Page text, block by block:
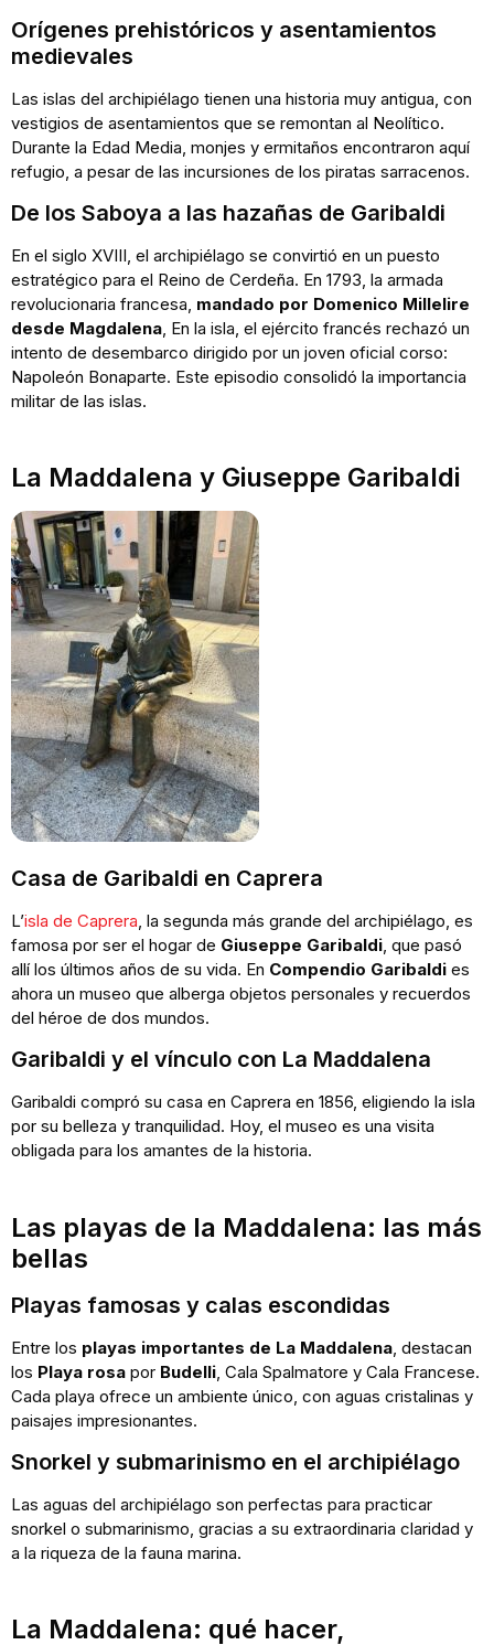
Orígenes prehistóricos y asentamientos
medievales
Las islas del archipiélago tienen una historia muy antigua, con
vestigios de asentamientos que se remontan al Neolítico.
Durante la Edad Media, monjes y ermitaños encontraron aquí
refugio, a pesar de las incursiones de los piratas sarracenos.
De los Saboya a las hazañas de Garibaldi
En el siglo XVIII, el archipiélago se convirtió en un puesto
estratégico para el Reino de Cerdeña. En 1793, la armada
revolucionaria francesa, mandado por Domenico Millelire
desde Magdalena, En la isla, el ejército francés rechazó un
intento de desembarco dirigido por un joven oficial corso:
Napoleón Bonaparte. Este episodio consolidó la importancia
militar de las islas.
La Maddalena y Giuseppe Garibaldi
Casa de Garibaldi en Caprera
L’isla de Caprera , la segunda más grande del archipiélago, es
famosa por ser el hogar de Giuseppe Garibaldi , que pasó
allí los últimos años de su vida. En Compendio Garibaldi es
ahora un museo que alberga objetos personales y recuerdos
del héroe de dos mundos.
Garibaldi y el vínculo con La Maddalena
Garibaldi compró su casa en Caprera en 1856, eligiendo la isla
por su belleza y tranquilidad. Hoy, el museo es una visita
obligada para los amantes de la historia.
Las playas de la Maddalena: las más
bellas
Playas famosas y calas escondidas
Entre los playas importantes de La Maddalena , destacan
los Playa rosa por Budelli , Cala Spalmatore y Cala Francese.
Cada playa ofrece un ambiente único, con aguas cristalinas y
paisajes impresionantes.
Snorkel y submarinismo en el archipiélago
Las aguas del archipiélago son perfectas para practicar
snorkel o submarinismo, gracias a su extraordinaria claridad y
a la riqueza de la fauna marina.
La Maddalena: qué hacer,